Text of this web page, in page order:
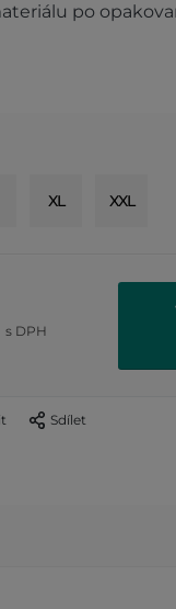
po
XL XXL
s DPH
Sdílet